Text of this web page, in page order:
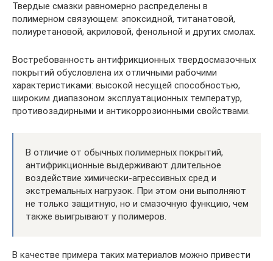
Твердые смазки равномерно распределены в
полимерном связующем: эпоксидной, титанатовой,
полиуретановой, акриловой, фенольной и других смолах.
Востребованность антифрикционных твердосмазочных
покрытий обусловлена их отличными рабочими
характеристиками: высокой несущей способностью,
широким диапазоном эксплуатационных температур,
противозадирными и антикоррозионными свойствами.
В отличие от обычных полимерных покрытий,
антифрикционные выдерживают длительное
воздействие химически-агрессивных сред и
экстремальных нагрузок. При этом они выполняют
не только защитную, но и смазочную функцию, чем
также выигрывают у полимеров.
В качестве примера таких материалов можно привести